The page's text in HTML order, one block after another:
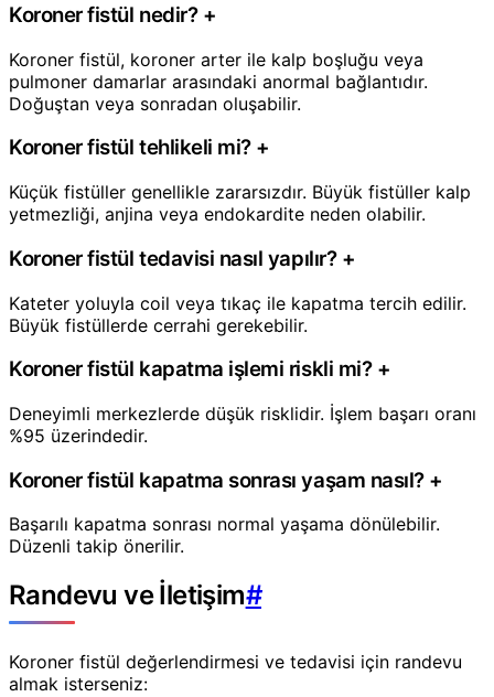
Koroner fistül nedir? +
Koroner fistül, koroner arter ile kalp boşluğu veya
pulmoner damarlar arasındaki anormal bağlantıdır.
Doğuştan veya sonradan oluşabilir.
Koroner fistül tehlikeli mi? +
Küçük fistüller genellikle zararsızdır. Büyük fistüller kalp
yetmezliği, anjina veya endokardite neden olabilir.
Koroner fistül tedavisi nasıl yapılır? +
Kateter yoluyla coil veya tıkaç ile kapatma tercih edilir.
Büyük fistüllerde cerrahi gerekebilir.
Koroner fistül kapatma işlemi riskli mi? +
Deneyimli merkezlerde düşük risklidir. İşlem başarı oranı
%95 üzerindedir.
Koroner fistül kapatma sonrası yaşam nasıl? +
Başarılı kapatma sonrası normal yaşama dönülebilir.
Düzenli takip önerilir.
Randevu ve İletişim#
Koroner fistül değerlendirmesi ve tedavisi için randevu
almak isterseniz: